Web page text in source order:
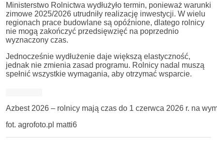
Ministerstwo Rolnictwa wydłużyło termin, ponieważ warunki
zimowe 2025/2026 utrudniły realizację inwestycji. W wielu
regionach prace budowlane są opóźnione, dlatego rolnicy
nie mogą zakończyć przedsięwzięć na poprzednio
wyznaczony czas.
Jednocześnie wydłużenie daje większą elastyczność,
jednak nie zmienia zasad programu. Rolnicy nadal muszą
spełnić wszystkie wymagania, aby otrzymać wsparcie.
Azbest 2026 – rolnicy mają czas do 1 czerwca 2026 r. na
fot. agrofoto.pl matti6